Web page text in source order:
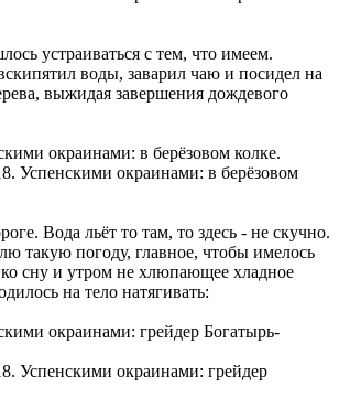
устраиваться с тем, что имеем.
воды, заварил чаю и посидел на
выжидая завершения дождевого
Успенскими окраинами: в берёзовом
Вода льёт то там, то здесь - не скучно.
такую погоду, главное, чтобы имелось
ко сну и утром не хлюпающее хладное
на тело натягивать:
Успенскими окраинами: грейдер